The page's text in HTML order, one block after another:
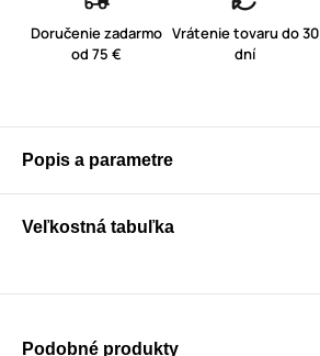
Doručenie zadarmo
od 75 €
Vrátenie tovaru do 30
dní
Popis a parametre
Veľkostná tabuľka
Podobné produkty